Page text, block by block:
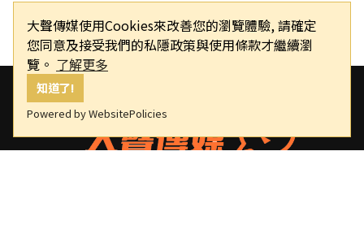
大聲傳媒使用Cookies來改善您的瀏覽體驗, 請確定
您同意及接受我們的私隱政策與使用條款才繼續瀏
覽。 了解更多
知道了!
Powered by WebsitePolicies